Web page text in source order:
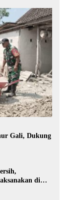
Gali, Dukung
di